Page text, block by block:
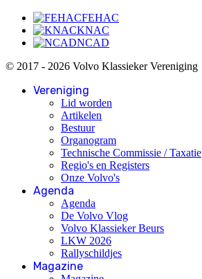
FEHAC
KNAC
NCAD
© 2017 - 2026 Volvo Klassieker Vereniging
Vereniging
Lid worden
Artikelen
Bestuur
Organogram
Technische Commissie / Taxatie
Regio's en Registers
Onze Volvo's
Agenda
Agenda
De Volvo Vlog
Volvo Klassieker Beurs
LKW 2026
Rallyschildjes
Magazine